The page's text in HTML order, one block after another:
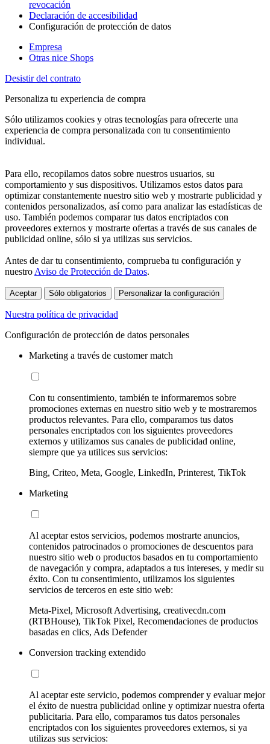
revocación
Declaración de accesibilidad
Configuración de protección de datos
Empresa
Otras nice Shops
Desistir del contrato
Personaliza tu experiencia de compra
Sólo utilizamos cookies y otras tecnologías para ofrecerte una
experiencia de compra personalizada con tu consentimiento
individual.
Para ello, recopilamos datos sobre nuestros usuarios, su
comportamiento y sus dispositivos. Utilizamos estos datos para
optimizar constantemente nuestro sitio web y mostrarte publicidad y
contenidos personalizados, así como para analizar las estadísticas de
uso. También podemos comparar tus datos encriptados con
proveedores externos y mostrarte ofertas a través de sus canales de
publicidad online, sólo si ya utilizas sus servicios.
Antes de dar tu consentimiento, comprueba tu configuración y
nuestro Aviso de Protección de Datos.
Aceptar Sólo obligatorios Personalizar la configuración
Nuestra política de privacidad
Configuración de protección de datos personales
Marketing a través de customer match
Con tu consentimiento, también te informaremos sobre
promociones externas en nuestro sitio web y te mostraremos
productos relevantes. Para ello, comparamos tus datos
personales encriptados con los siguientes proveedores
externos y utilizamos sus canales de publicidad online,
siempre que ya utilices sus servicios:
Bing, Criteo, Meta, Google, LinkedIn, Printerest, TikTok
Marketing
Al aceptar estos servicios, podemos mostrarte anuncios,
contenidos patrocinados o promociones de descuentos para
nuestro sitio web o productos basados en tu comportamiento
de navegación y compra, adaptados a tus intereses, y medir su
éxito. Con tu consentimiento, utilizamos los siguientes
servicios de terceros en este sitio web:
Meta-Pixel, Microsoft Advertising, creativecdn.com
(RTBHouse), TikTok Pixel, Recomendaciones de productos
basadas en clics, Ads Defender
Conversion tracking extendido
Al aceptar este servicio, podemos comprender y evaluar mejor
el éxito de nuestra publicidad online y optimizar nuestra oferta
publicitaria. Para ello, comparamos tus datos personales
encriptados con los siguientes proveedores externos, si ya
utilizas sus servicios: